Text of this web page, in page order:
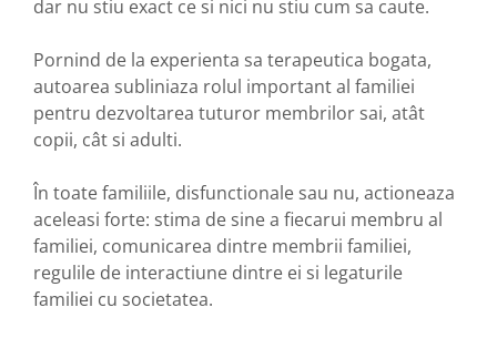
dar nu stiu exact ce si nici nu stiu cum sa caute.
Pornind de la experienta sa terapeutica bogata,
autoarea subliniaza rolul important al familiei
pentru dezvoltarea tuturor membrilor sai, atât
copii, cât si adulti.
În toate familiile, disfunctionale sau nu, actioneaza
aceleasi forte: stima de sine a fiecarui membru al
familiei, comunicarea dintre membrii familiei,
regulile de interactiune dintre ei si legaturile
familiei cu societatea.